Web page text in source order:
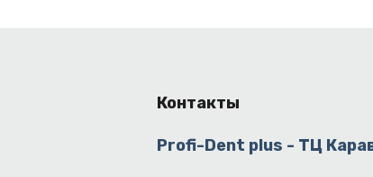
Контакты
Profi-Dent plus - ТЦ